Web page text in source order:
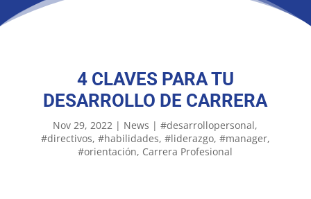
4 CLAVES PARA TU
DESARROLLO DE CARRERA
Nov 29, 2022 | News |#desarrollopersonal
#directivos #habilidades #liderazgo #manager
#orientación Carrera Profesional